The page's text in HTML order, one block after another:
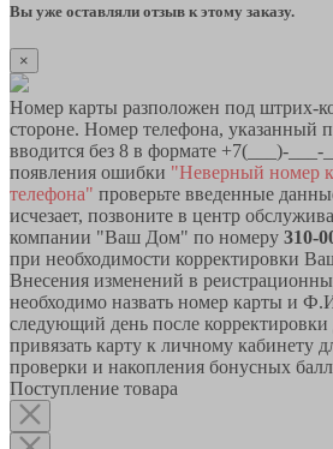
Вы уже оставляли отзыв к этому заказу.
×
Номер карты разположен под штрих-
стороне. Номер телефона, указанный
вводится без 8 в формате +7(___)-___-
появления ошибки "Неверный номер
телефона" проверьте введенные
исчезает, позвоните в центр
компании "Ваш Дом" по номеру 310-
при необходимости корректировки
Внесения изменений в
необходимо назвать номер карты и
следующий день после
привязать карту к личному кабинету
проверки и накопления бонусных
Поступление товара